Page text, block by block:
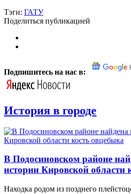
Тэги: ГАТУ
Поделиться публикацией
Подпишитесь на нас в:
История в городе
В Подосиновском районе
истории Кировской области
Находка родом из позднего